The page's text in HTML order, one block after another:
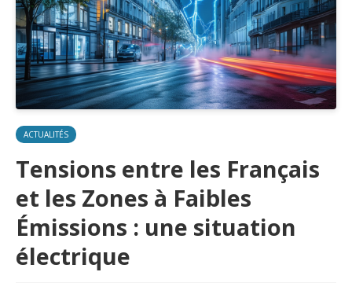
ACTUALITÉS
Tensions entre les Français
et les Zones à Faibles
Émissions : une situation
électrique